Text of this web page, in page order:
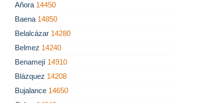
Añora 14450
Baena 14850
Belalcázar 14280
Belmez 14240
Benamejí 14910
Blázquez 14208
Bujalance 14650